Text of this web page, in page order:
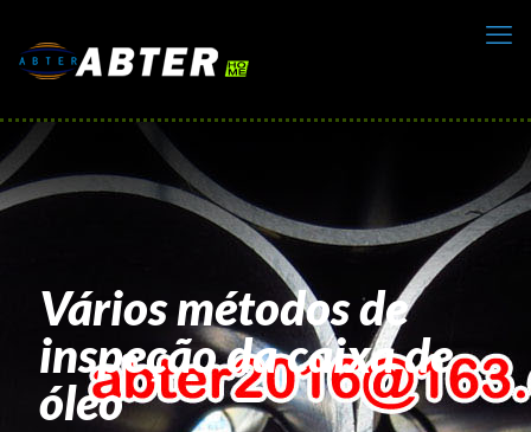
Vários métodos de
inspeção da caixa de
óleo